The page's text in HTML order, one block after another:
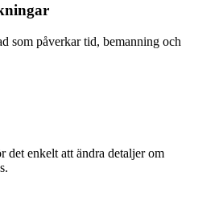
som påverkar tid, bemanning och
det enkelt att ändra detaljer om